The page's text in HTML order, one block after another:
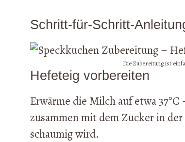
Schritt-für-Schritt-
Die Zubereitung ist
Hefeteig vorbereiten
Erwärme die Milch auf etwa
zusammen mit dem Zucker in
schaumig wird.